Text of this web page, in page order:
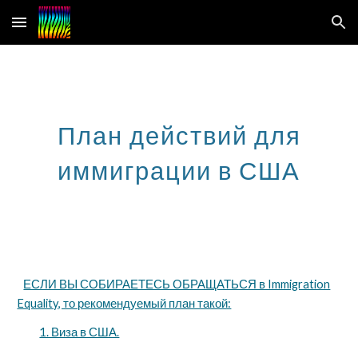
Skip to main content Skip to navigation
План действий для
иммиграции в США
ЕСЛИ ВЫ СОБИРАЕТЕСЬ ОБРАЩАТЬСЯ в Immigration
Equality, то рекомендуемый план такой:
1. Виза в США.